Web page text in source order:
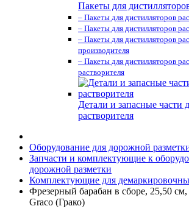
Пакеты для
– Пакеты для дистилляторов
– Пакеты для дистилляторов
– Пакеты для дистилляторов
производителя
– Пакеты для дистилляторов
растворителя
Детали и запасные части
растворителя
Оборудование для дорожной
Запчасти и комплектующие к
дорожной разметки
Комплектующие для
Фрезерный барабан в сборе, 25,50
Graco (Грако)